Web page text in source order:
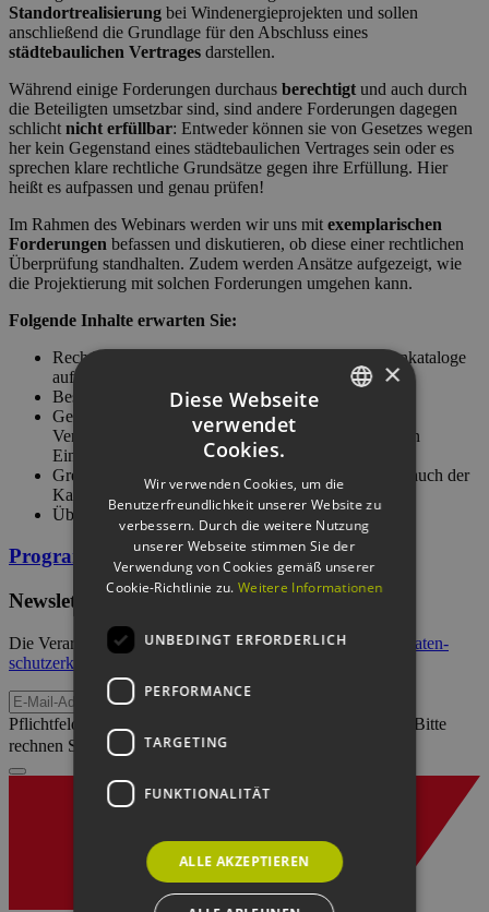
Standortrealisierung bei Windenergieprojekten und sollen
anschließend die Grundlage für den Abschluss eines
städtebaulichen Vertrages darstellen.
Während einige Forderungen durchaus berechtigt und auch durch
die Beteiligten umsetzbar sind, sind andere Forderungen dagegen
schlicht nicht erfüllbar: Entweder können sie von Gesetzes wegen
her kein Gegenstand eines städtebaulichen Vertrages sein oder es
sprechen klare rechtliche Grundsätze gegen ihre Erfüllung. Hier
heißt es aufpassen und genau prüfen!
Im Rahmen des Webinars werden wir uns mit exemplarischen
Forderungen befassen und diskutieren, ob diese einer rechtlichen
Überprüfung standhalten. Zudem werden Ansätze aufgezeigt, wie
die Projektierung mit solchen Forderungen umgehen kann.
Folgende Inhalte erwarten Sie:
Rechtlicher Rahmen für die Erstellung der Kriterienkataloge
auf Seiten der Gemeinde für Windenergieprojekte
Best Practice anhand ausgewählter Forderungen
Gestaltungsmöglichkeiten im Rahmen vertraglicher
Vereinbarungen, um die wechselseitigen Interessen in
Einklang zu bringen
Grenzen der Forderungskataloge (Stichwort: Missbrauch der
Kataloge)
Überblick über die aktuelle Rechtsprechung
Programm & Anmeldung
Newsletter abonnieren
Die Verarbeitung Ihrer Daten erfolgt im Rahmen unserer
Daten­
schutz­erklärung
E-Mail-Adresse
Pflichtfeld
Bitte
rechnen Sie 1 plus 3.
GERMAN
×
Diese Webseite
verwendet
Cookies.
Wir verwenden Cookies, um die
Benutzerfreundlichkeit unserer Website zu
verbessern. Durch die weitere Nutzung
unserer Webseite stimmen Sie der
Verwendung von Cookies gemäß unserer
Cookie-Richtlinie zu. Weitere Informationen
UNBEDINGT ERFORDERLICH
PERFORMANCE
TARGETING
FUNKTIONALITÄT
ALLE AKZEPTIEREN